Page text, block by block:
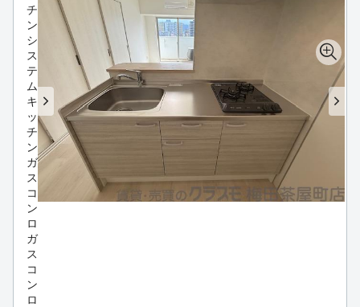
チ
ン
シ
ス
テ
ム
キ
ッ
チ
ン
ガ
ス
コ
ン
ロ
ガ
ス
コ
ン
ロ